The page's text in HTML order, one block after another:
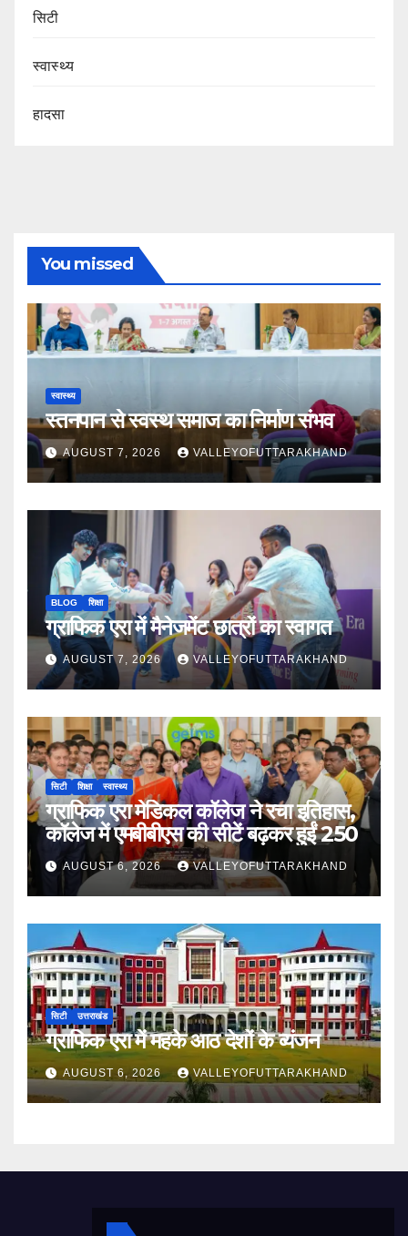
सिटी
स्वास्थ्य
हादसा
You missed
स्वास्थ्य
स्तनपान से स्वस्थ समाज का निर्माण संभव
AUGUST 7, 2026 VALLEYOFUTTARAKHAND
BLOG शिक्षा
ग्राफिक एरा में मैनेजमेंट छात्रों का स्वागत
AUGUST 7, 2026 VALLEYOFUTTARAKHAND
सिटी शिक्षा स्वास्थ्य
ग्राफिक एरा मेडिकल कॉलेज ने रचा इतिहास,
कॉलेज में एमबीबीएस की सीटें बढ़कर हुईं 250
AUGUST 6, 2026 VALLEYOFUTTARAKHAND
सिटी उत्तराखंड
ग्राफिक एरा में महके आठ देशों के व्यंजन
AUGUST 6, 2026 VALLEYOFUTTARAKHAND